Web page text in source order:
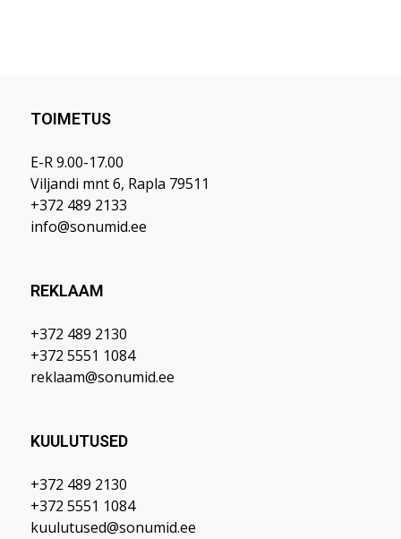
TOIMETUS
E-R 9.00-17.00
Viljandi mnt 6, Rapla 79511
+372 489 2133
info@sonumid.ee
REKLAAM
+372 489 2130
+372 5551 1084
reklaam@sonumid.ee
KUULUTUSED
+372 489 2130
+372 5551 1084
kuulutused@sonumid.ee